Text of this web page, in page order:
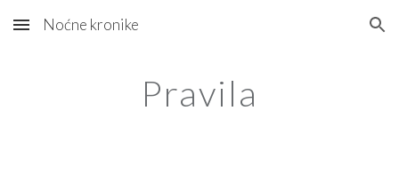
Skip to main content Skip to navigation
Noćne kronike
Pravila